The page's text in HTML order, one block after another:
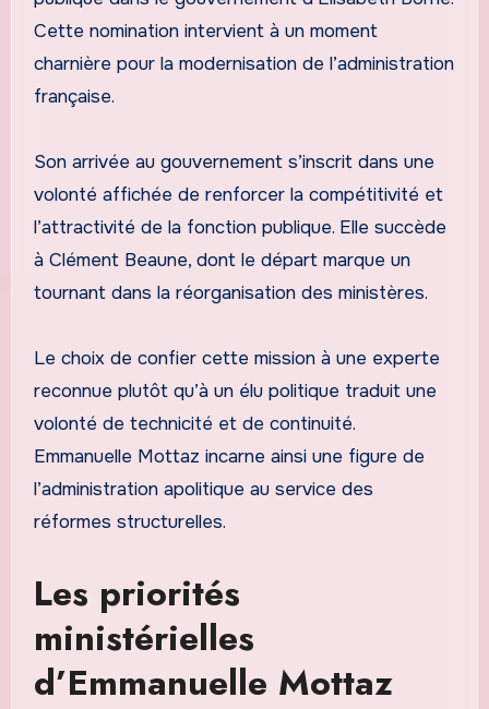
Cette nomination intervient à un moment
charnière pour la modernisation de l’administration
française.
Son arrivée au gouvernement s’inscrit dans une
volonté affichée de renforcer la compétitivité et
l’attractivité de la fonction publique. Elle succède
à Clément Beaune, dont le départ marque un
tournant dans la réorganisation des ministères.
Le choix de confier cette mission à une experte
reconnue plutôt qu’à un élu politique traduit une
volonté de technicité et de continuité.
Emmanuelle Mottaz incarne ainsi une figure de
l’administration apolitique au service des
réformes structurelles.
Les priorités
ministérielles
d’Emmanuelle Mottaz